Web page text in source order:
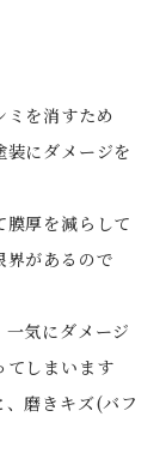
ミを消すため
装にダメージを
厚を減らして
界があるので
気にダメージ
てしまいます
、磨きキズ(バフ